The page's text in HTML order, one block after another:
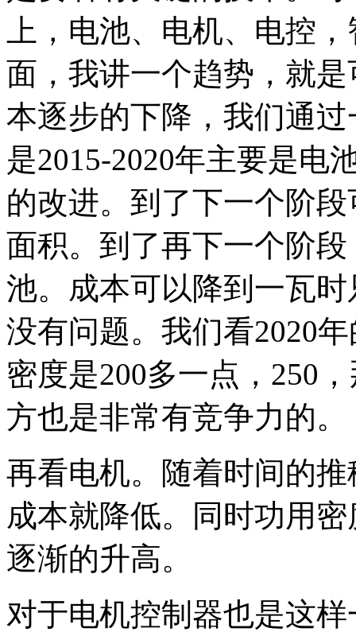
上，电池、电机、电控
面，我讲一个趋势，就
本逐步的下降，我们通
是2015-2020年主要是电
的改进。到了下一个阶
面积。到了再下一个阶
池。成本可以降到一瓦
没有问题。我们看2020
密度是200多一点，250
方也是非常有竞争力的。
再看电机。随着时间的
成本就降低。同时功用
逐渐的升高。
对于电机控制器也是这